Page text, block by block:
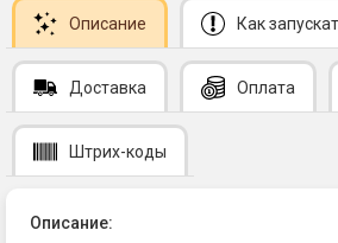
Описание Как
Доставка Оплата
Штрих-коды
Описание: